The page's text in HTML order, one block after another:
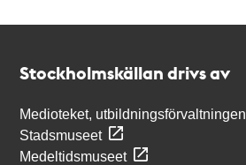
Stockholmskällan drivs av
Medioteket, utbildningsförvaltningen
Stadsmuseet
Medeltidsmuseet